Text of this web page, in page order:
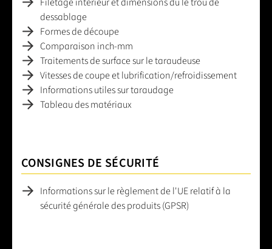
dessablage
Formes de découpe
Comparaison inch-mm
Traitements de surface sur le taraudeuse
Vitesses de coupe et lubrification/refroidissement
Informations utiles sur taraudage
Tableau des matériaux
CONSIGNES DE SÉCURITÉ
Informations sur le règlement de l'UE relatif à la
sécurité générale des produits (GPSR)